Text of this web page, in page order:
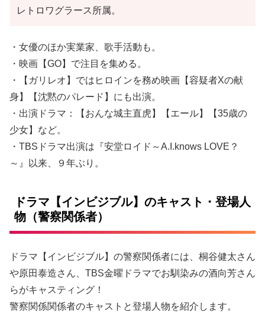
レトロワグラース所属。
・女優のほか実業家、歌手活動も。
・映画【GO】で注目を集める。
・【ガリレオ】ではヒロインを務め映画【容疑者Xの献
身】【沈黙のパレード】にも出演。
・出演ドラマ：【おんな城主直虎】【エール】【35歳の
少女】など。
・TBSドラマ出演は『安堂ロイド～A.I.knows LOVE？
～』以来、９年ぶり。
ドラマ【インビジブル】のキャスト・登場人
物（警察関係者）
ドラマ【インビジブル】の警察関係者には、桐谷健太さん
や原田泰造さん、TBS金曜ドラマでお馴染みの酒向芳さん
らがキャスティング！
警察関係関係者のキャストと登場人物を紹介します。